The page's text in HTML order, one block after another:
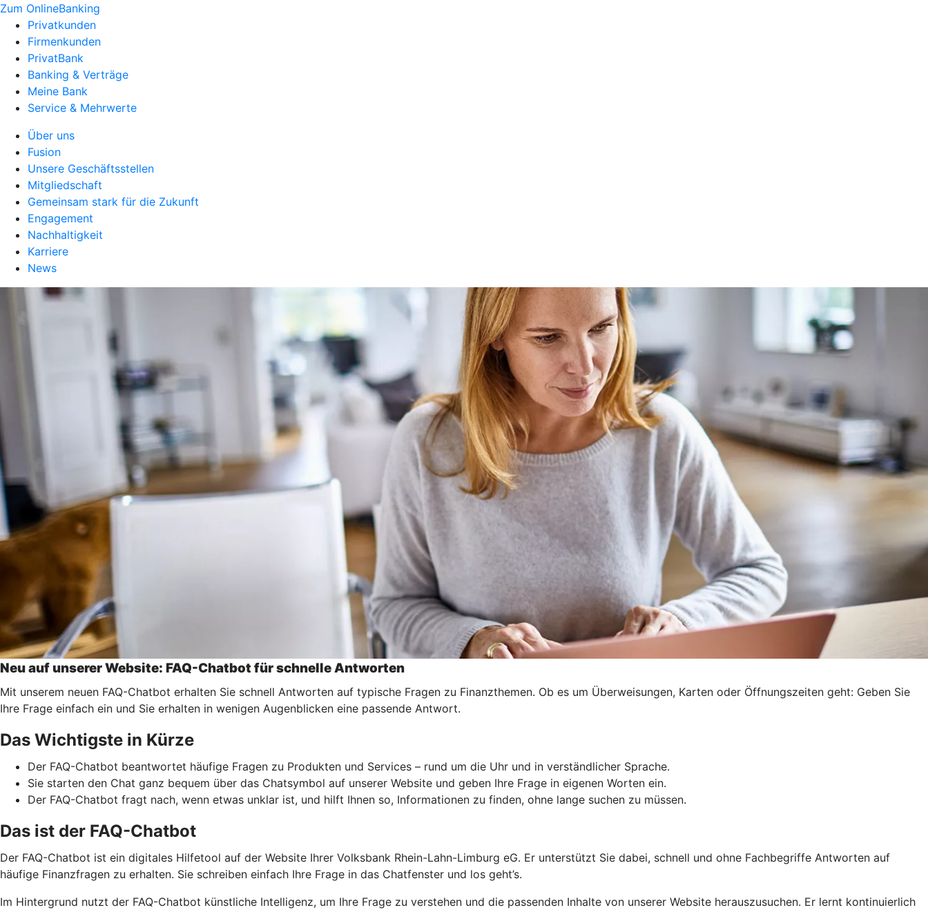
Zum OnlineBanking
Privatkunden
Firmenkunden
PrivatBank
Banking & Verträge
Meine Bank
Service & Mehrwerte
Über uns
Fusion
Unsere Geschäftsstellen
Mitgliedschaft
Gemeinsam stark für die Zukunft
Engagement
Nachhaltigkeit
Karriere
News
Neu auf unserer Website: FAQ-Chatbot für schnelle Antworten
Mit unserem neuen FAQ-Chatbot erhalten Sie schnell Antworten auf typische Fragen zu Finanzthemen. Ob es um Überweisungen, Karten oder Öffnungszeiten geht: Geben Sie
Ihre Frage einfach ein und Sie erhalten in wenigen Augenblicken eine passende Antwort.
Das Wichtigste in Kürze
Der FAQ-Chatbot beantwortet häufige Fragen zu Produkten und Services – rund um die Uhr und in verständlicher Sprache.
Sie starten den Chat ganz bequem über das Chatsymbol auf unserer Website und geben Ihre Frage in eigenen Worten ein.
Der FAQ-Chatbot fragt nach, wenn etwas unklar ist, und hilft Ihnen so, Informationen zu finden, ohne lange suchen zu müssen.
Das ist der FAQ-Chatbot
Der FAQ-Chatbot ist ein digitales Hilfetool auf der Website Ihrer Volksbank Rhein-Lahn-Limburg eG. Er unterstützt Sie dabei, schnell und ohne Fachbegriffe Antworten auf
häufige Finanzfragen zu erhalten. Sie schreiben einfach Ihre Frage in das Chatfenster und los geht’s.
Im Hintergrund nutzt der FAQ-Chatbot künstliche Intelligenz, um Ihre Frage zu verstehen und die passenden Inhalte von unserer Website herauszusuchen. Er lernt kontinuierlich